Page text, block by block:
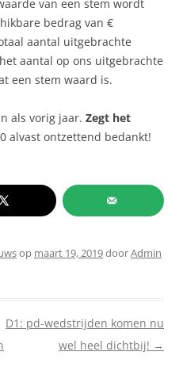
van een stem wordt
bedrag van €
aantal uitgebrachte
aantal op ons uitgebrachte
een stem waard is.
als vorig jaar. Zegt het
alvast ontzettend bedankt!
op maart 19, 2019doorAdmin
D1: pd-wedstrijden komen nu
wel heel dichtbij! →